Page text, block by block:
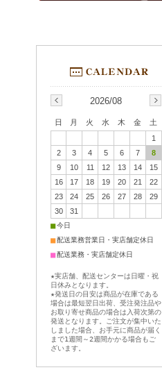
2026/08
日 月 火 水 木 金
土
1
2
3 4 5 6 7
8
9
10 11 12 13 14
15
16
17 18 19 20 21
22
23
24 25 26 27 28
29
30
31
■今日
■配送業務営業日・実店舗定休日
■配送業務・実店舗定休日
★実店舗、配送センターは日曜・祝
日休みとなります。
★発送日の目安は商品が在庫である
場合は最短翌日出荷、受注発注品や
お取り寄せ商品の場合は入荷次第の
発送となります。ご注文が集中いた
しました場合、お手元に商品が届く
まで1週間～2週間かかる場合もご
ざいます。